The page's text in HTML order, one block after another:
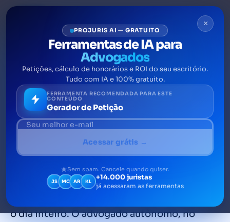
Dress code para home office:
como a forma de se vestir
influencia na produtividade
do advogado autônomo
Quando um profissional afirma trabalhar em
casa, a reação imediata das pessoas é
apontar o fator mais vantajoso em se
o dia inteiro. O advogado autônomo, no
×
PROJURIS AI — GRATUITO
Ferramentas de IA para
Advogados
Petições, cálculo de honorários e ROI do seu escritório.
Tudo com IA e 100% gratuito.
FERRAMENTA RECOMENDADA PARA ESTE
CONTEÚDO
Gerador de Petição
Acessar grátis →
Sem spam. Cancele quando quiser.
JS MC AR KL +14.000 juristas
já acessaram as ferramentas